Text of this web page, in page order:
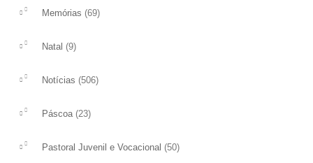
Memórias (69)
Natal (9)
Notícias (506)
Páscoa (23)
Pastoral Juvenil e Vocacional (50)